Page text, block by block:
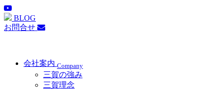
BLOG
お問合せ
会社案内 Company
三賀の強み
三賀理念